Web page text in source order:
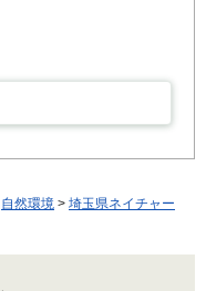
自然環境 > 埼玉県ネイチャー